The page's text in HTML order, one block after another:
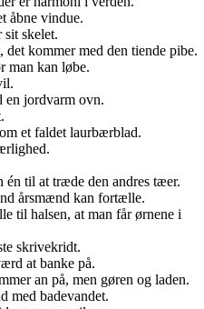
åbne vindue.
sit skelet.
det kommer med den tiende pibe.
man kan løbe.
en jordvarm ovn.
et faldet laurbærblad.
til at træde den andres tæer.
årsmænd kan fortælle.
til halsen, at man får ørnene i
skrivekridt.
at banke på.
an på, men gøren og laden.
med badevandet.